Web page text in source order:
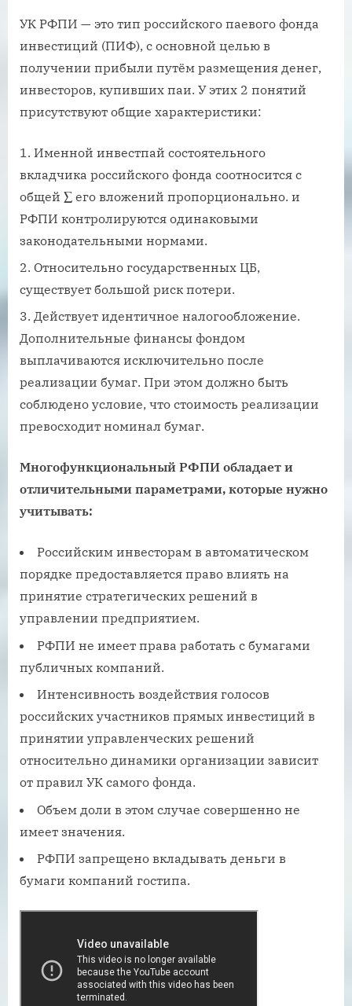
УК РФПИ — это тип российского паевого фонда
инвестиций (ПИФ), с основной целью в
получении прибыли путём размещения денег,
инвесторов, купивших паи. У этих 2 понятий
присутствуют общие характеристики:
Именной инвестпай состоятельного
вкладчика российского фонда соотносится с
общей ∑ его вложений пропорционально. и
РФПИ контролируются одинаковыми
законодательными нормами.
Относительно государственных ЦБ,
существует большой риск потери.
Действует идентичное налогообложение.
Дополнительные финансы фондом
выплачиваются исключительно после
реализации бумаг. При этом должно быть
соблюдено условие, что стоимость реализации
превосходит номинал бумаг.
Многофункциональный РФПИ обладает и
отличительными параметрами, которые нужно
учитывать:
Российским инвесторам в автоматическом
порядке предоставляется право влиять на
принятие стратегических решений в
управлении предприятием.
РФПИ не имеет права работать с бумагами
публичных компаний.
Интенсивность воздействия голосов
российских участников прямых инвестиций в
принятии управленческих решений
относительно динамики организации зависит
от правил УК самого фонда.
Объем доли в этом случае совершенно не
имеет значения.
РФПИ запрещено вкладывать деньги в
бумаги компаний гостипа.